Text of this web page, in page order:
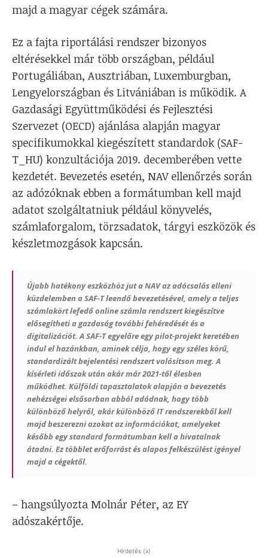
majd a magyar cégek számára.
Ez a fajta riportálási rendszer bizonyos
eltérésekkel már több országban, például
Portugáliában, Ausztriában, Luxemburgban,
Lengyelországban és Litvániában is működik. A
Gazdasági Együttműködési és Fejlesztési
Szervezet (OECD) ajánlása alapján magyar
specifikumokkal kiegészített standardok (SAF-
T_HU) konzultációja 2019. decemberében vette
kezdetét. Bevezetés esetén, NAV ellenőrzés során
az adózóknak ebben a formátumban kell majd
adatot szolgáltatniuk például könyvelés,
számlaforgalom, törzsadatok, tárgyi eszközök és
készletmozgások kapcsán.
Újabb hatékony eszközhöz jut a NAV az adócsalás elleni
küzdelemben a SAF-T leendő bevezetésével, amely a teljes
számlakört lefedő online számla rendszert kiegészítve
elősegítheti a gazdaság további fehéredését és a
digitalizációt. A SAF-T egyelőre egy pilot-projekt keretében
indul el hazánkban, aminek célja, hogy egy széles körű,
standardizált bejelentési rendszert valósítson meg. A
kísérleti időszak után akár már 2021-től élesben
működhet. Külföldi tapasztalatok alapján a bevezetés
nehézségei elsősorban abból adódnak, hogy több
különböző helyről, akár különböző IT rendszerekből kell
majd beszerezni azokat az információkat, amelyeket
később egy standard formátumban kell a hivatalnak
átadni. Ez többlet erőforrást és alapos felkészülést igényel
majd a cégektől.
– hangsúlyozta Molnár Péter, az EY
adószakértője.
Hirdetés (x)